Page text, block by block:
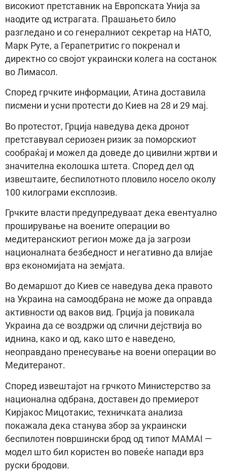
високиот претставник на Европската Унија за
наодите од истрагата. Прашањето било
разгледано и со генералниот секретар на НАТО,
Марк Руте, а Герапетритис го покренал и
директно со својот украински колега на состанок
во Лимасол.
Според грчките информации, Атина доставила
писмени и усни протести до Киев на 28 и 29 мај.
Во протестот, Грција наведува дека дронот
претставувал сериозен ризик за поморскиот
сообраќај и можел да доведе до цивилни жртви и
значителна еколошка штета. Според дел од
извештаите, беспилотното пловило носело околу
100 килограми експлозив.
Грчките власти предупредуваат дека евентуално
проширување на воените операции во
медитеранскиот регион може да ја загрози
националната безбедност и негативно да влијае
врз економијата на земјата.
Во демаршот до Киев се наведува дека правото
на Украина на самоодбрана не може да оправда
активности од ваков вид. Грција ја повикала
Украина да се воздржи од слични дејствија во
иднина, како и од, како што е наведено,
неоправдано пренесување на воени операции во
Медитеранот.
Според извештајот на грчкото Министерство за
национална одбрана, доставен до премиерот
Кирјакос Мицотакис, техничката анализа
покажала дека станува збор за украински
беспилотен површински брод од типот MAMAI —
модел што бил користен во повеќе напади врз
руски бродови.